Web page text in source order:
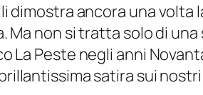
dimostra ancora una
non si tratta solo di
Peste negli anni
satira sui